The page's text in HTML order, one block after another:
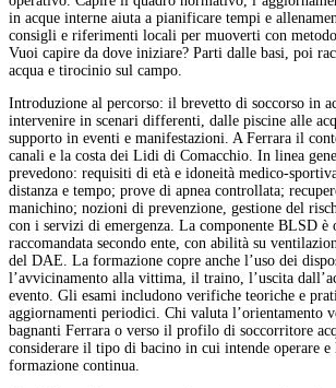
in acque interne aiuta a pianificare tempi e
consigli e riferimenti locali per muoverti con
Vuoi capire da dove iniziare? Parti dalle basi, poi
acqua e tirocinio sul campo.
Introduzione al percorso: il brevetto di soccorso in
intervenire in scenari differenti, dalle piscine alle
supporto in eventi e manifestazioni. A Ferrara il
canali e la costa dei Lidi di Comacchio. In linea
prevedono: requisiti di età e idoneità medico-
distanza e tempo; prove di apnea controllata;
manichino; nozioni di prevenzione, gestione del
con i servizi di emergenza. La componente BLSD è
raccomandata secondo ente, con abilità su
del DAE. La formazione copre anche l’uso dei
l’avvicinamento alla vittima, il traino, l’uscita
evento. Gli esami includono verifiche teoriche e
aggiornamenti periodici. Chi valuta l’orientamento
bagnanti Ferrara o verso il profilo di soccorritore
considerare il tipo di bacino in cui intende operare
formazione continua.